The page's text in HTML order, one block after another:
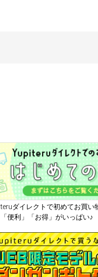
ダイレクトで初めてお買い
便利」「お得」がいっぱい♪